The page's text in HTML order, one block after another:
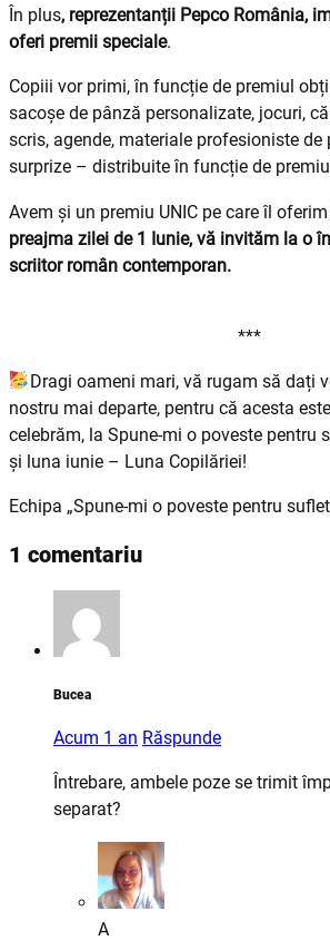
În plus, reprezentanții Pepco România,
oferi premii speciale.
Copiii vor primi, în funcție de premiul
sacoșe de pânză personalizate, jocuri,
scris, agende, materiale profesioniste de
surprize – distribuite în funcție de
Avem și un premiu UNIC pe care îl
preajma zilei de 1 Iunie, vă invităm la o
scriitor român contemporan.
***
Dragi oameni mari, vă rugam să dați
nostru mai departe, pentru că acesta
celebrăm, la Spune-mi o poveste pentru
și luna iunie – Luna Copilăriei!
Echipa „Spune-mi o poveste pentru
1 comentariu
Bucea
Acum 1 an Răspunde
Întrebare, ambele poze se trimit
separat?
A